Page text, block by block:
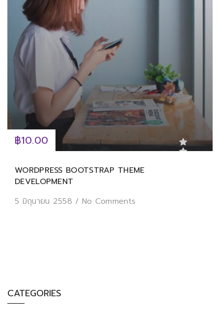
฿10.00
WORDPRESS BOOTSTRAP THEME
DEVELOPMENT
5 มิถุนายน 2558 / No Comments
CATEGORIES